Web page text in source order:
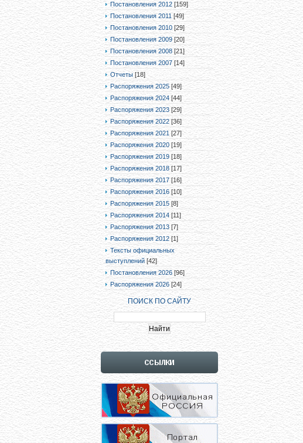
Постановления 2012 [159]
Постановления 2011 [49]
Постановления 2010 [29]
Постановления 2009 [20]
Постановления 2008 [21]
Постановления 2007 [14]
Отчеты [18]
Распоряжения 2025 [49]
Распоряжения 2024 [44]
Распоряжения 2023 [29]
Распоряжения 2022 [36]
Распоряжения 2021 [27]
Распоряжения 2020 [19]
Распоряжения 2019 [18]
Распоряжения 2018 [17]
Распоряжения 2017 [16]
Распоряжения 2016 [10]
Распоряжения 2015 [8]
Распоряжения 2014 [11]
Распоряжения 2013 [7]
Распоряжения 2012 [1]
Тексты официальных
выступлений [42]
Постановления 2026 [96]
Распоряжения 2026 [24]
ПОИСК ПО САЙТУ